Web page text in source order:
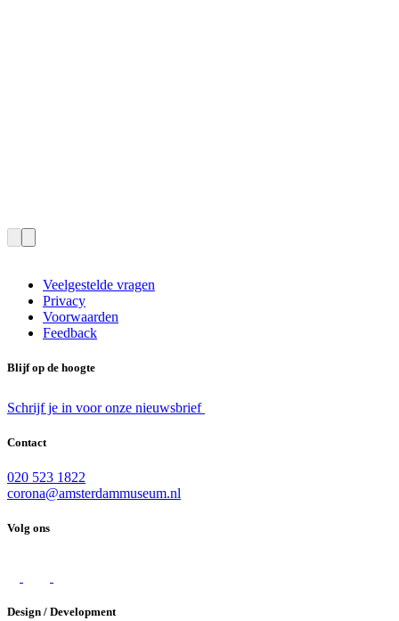
Veelgestelde vragen
Privacy
Voorwaarden
Feedback
Blijf op de hoogte
Schrijf je in voor onze nieuwsbrief
Contact
020 523 1822
corona@amsterdammuseum.nl
Volg ons
Design / Development